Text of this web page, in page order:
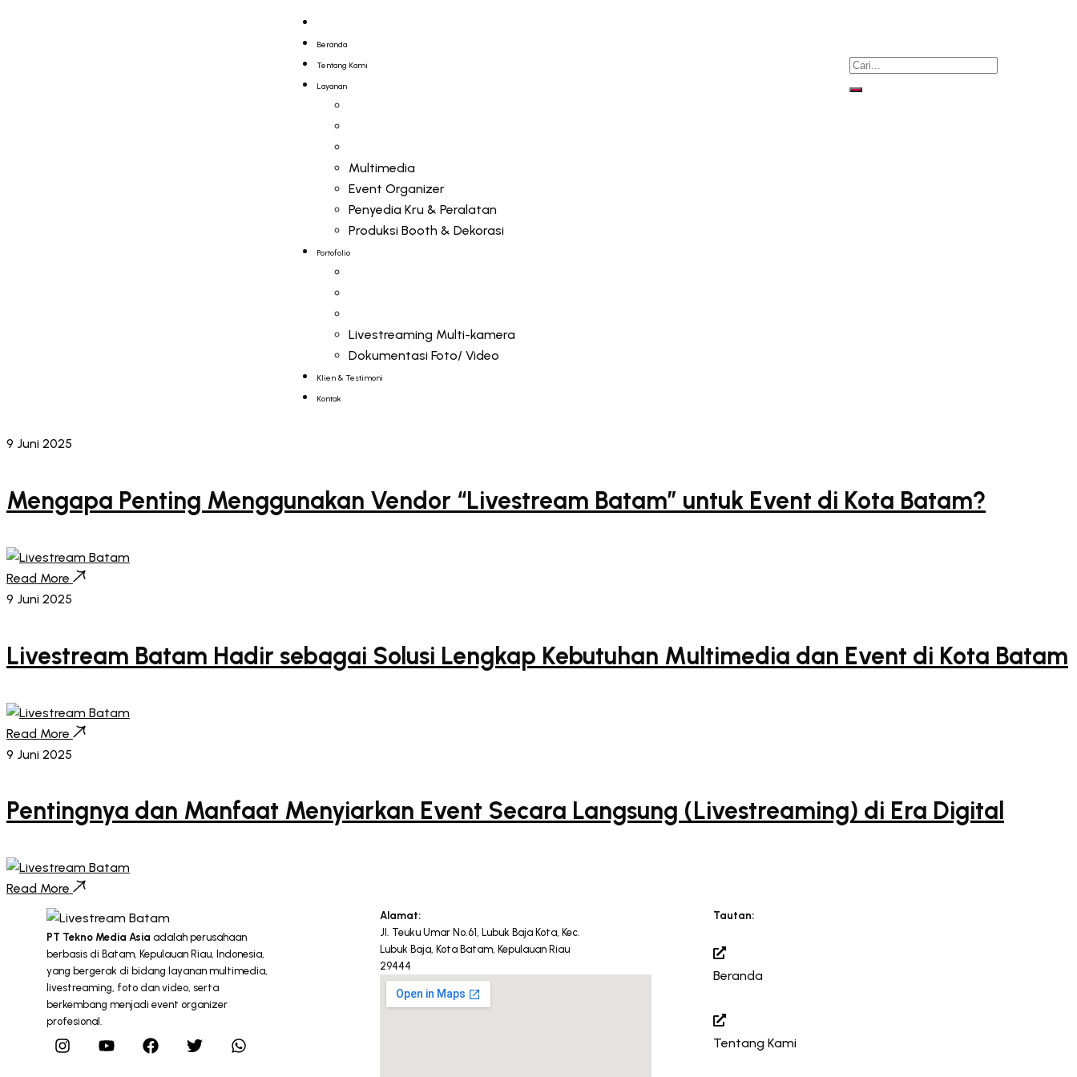
Beranda
Tentang Kami
Layanan
Multimedia
Event Organizer
Penyedia Kru & Peralatan
Produksi Booth & Dekorasi
Portofolio
Livestreaming Multi-kamera
Dokumentasi Foto/ Video
Klien & Testimoni
Kontak
9 Juni 2025
Mengapa Penting Menggunakan Vendor “Livestream Batam” untuk Event di Kota Batam?
Read More
9 Juni 2025
Livestream Batam Hadir sebagai Solusi Lengkap Kebutuhan Multimedia dan Event di Kota Batam
Read More
9 Juni 2025
Pentingnya dan Manfaat Menyiarkan Event Secara Langsung (Livestreaming) di Era Digital
Read More
PT Tekno Media Asia adalah perusahaan
berbasis di Batam, Kepulauan Riau, Indonesia,
yang bergerak di bidang layanan multimedia,
livestreaming, foto dan video, serta
berkembang menjadi event organizer
profesional.
Alamat:
Jl. Teuku Umar No.61, Lubuk Baja Kota, Kec.
Lubuk Baja, Kota Batam, Kepulauan Riau
29444
Beranda
Tautan:
Tentang Kami